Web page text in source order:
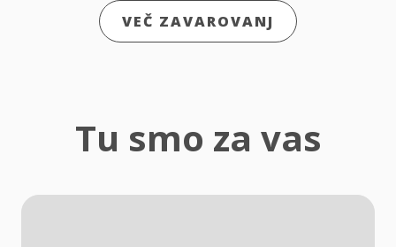
VEČ ZAVAROVANJ
Tu smo za vas